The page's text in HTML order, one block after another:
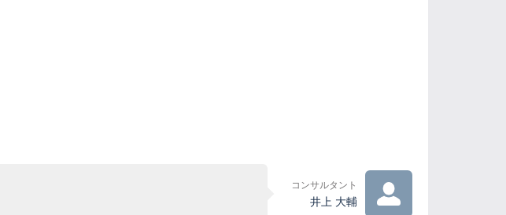
コンサルタント
井上 大輔